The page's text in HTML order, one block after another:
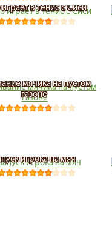
играет в тенис с Сиси
мячика на пустом
газоне
игрока на мяч